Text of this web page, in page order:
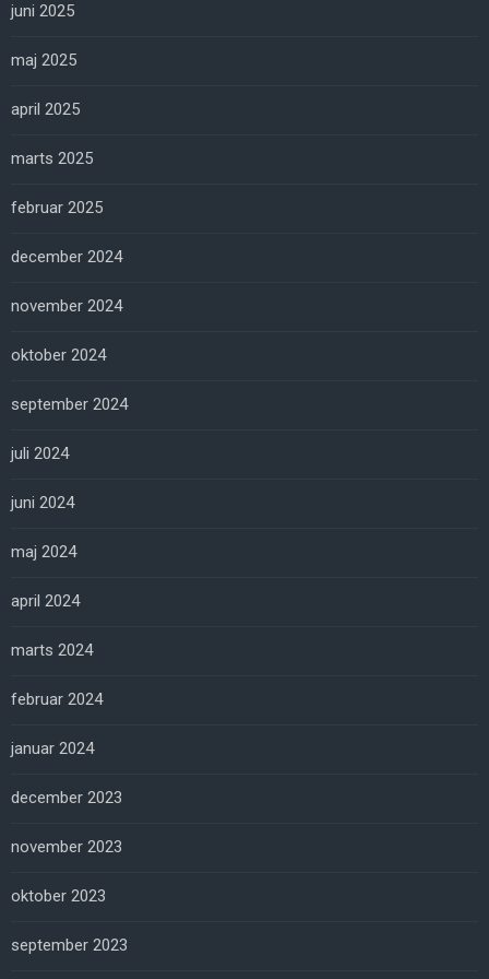
juni 2025
maj 2025
april 2025
marts 2025
februar 2025
december 2024
november 2024
oktober 2024
september 2024
juli 2024
juni 2024
maj 2024
april 2024
marts 2024
februar 2024
januar 2024
december 2023
november 2023
oktober 2023
september 2023